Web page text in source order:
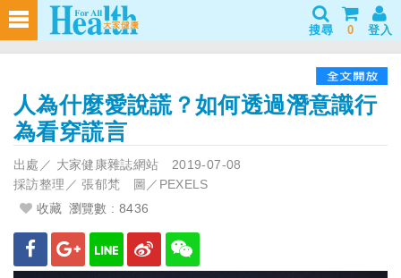
搜尋 0 登入
人為什麼愛說謊？如何透過潛意識行
為看穿謊言
出處／ 大家健康雜誌網站 2019-07-08
採訪整理／ 張郁梵 圖／PEXELS
收藏 瀏覽數 : 8436